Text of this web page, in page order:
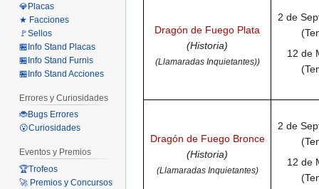
Dragón de Fuego Plata
(Historia)
(Llamaradas Inquietantes))
2 de
12 de
Dragón de Fuego Bronce
(Historia)
(Llamaradas Inquietantes)
2 de
12 de
💎Placas
★ Facciones
🚩Sellos
🏪Info Stand Placas
🏪Info Stand Furnis
🏪Info Stand Acciones
Errores y Curiosidades
🐞Bugs Errores
😮Curiosidades
Eventos y Premios
🏆Trofeos
🚀 Premios y Concursos